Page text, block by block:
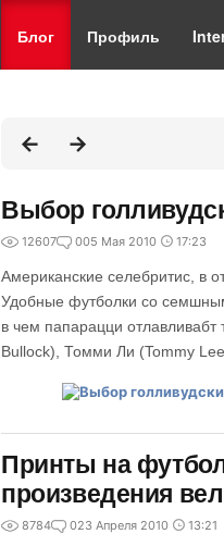
Блог Профиль
Выбор
12607 005 Мая 2010 17:23
Американские селебритис, в
Удобные футболки со
в чем папарацци
Bullock), Томми Ли (Tommy
Принты на
произведения
8784 023 Апреля 2010 13:21